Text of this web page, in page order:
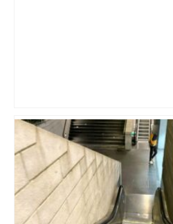
Incendie dans un entrepôt de
traitement des déchets près
Toulouse : "Pas de pollution",
l'entreprise – Actu.fr